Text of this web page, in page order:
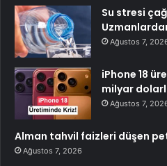
Su stresi
Ağustos 7,
iPhone 18
milyar
Ağustos 7,
Alman tahvil faizleri düşen
Ağustos 7, 2026